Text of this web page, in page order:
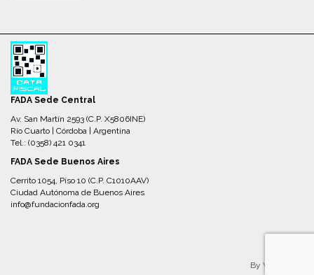
FADA Sede Central
Av. San Martín 2593 (C.P. X5806INE)
Río Cuarto | Córdoba | Argentina
Tel.: (0358) 421 0341
FADA Sede Buenos Aires
Cerrito 1054, Piso 10 (C.P. C1010AAV)
Ciudad Autónoma de Buenos Aires
info@fundacionfada.org
By VickyBroZ